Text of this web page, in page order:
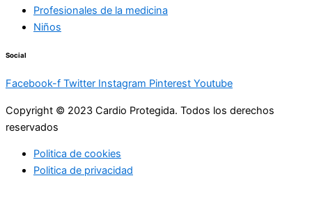
Profesionales de la medicina
Niños
Social
Facebook-f Twitter Instagram Pinterest Youtube
Copyright © 2023 Cardio Protegida. Todos los derechos
reservados
Politica de cookies
Politica de privacidad